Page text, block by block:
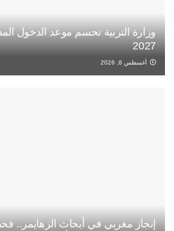
2027
أغسطس 8, 2026
إنجاز مغربي في أبحاث الزهايمر..